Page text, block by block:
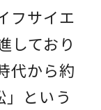
フサイエ
しており
代から約
という